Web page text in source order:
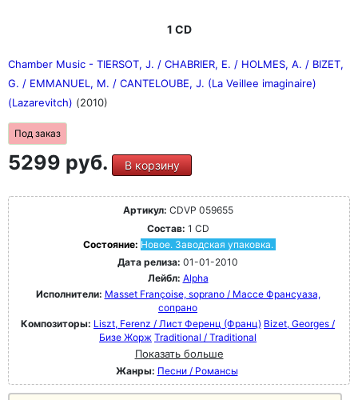
1 CD
Chamber Music - TIERSOT, J. / CHABRIER, E. / HOLMES, A. / BIZET,
G. / EMMANUEL, M. / CANTELOUBE, J. (La Veillee imaginaire)
(Lazarevitch) (2010)
Под заказ
5299 руб. В корзину
Артикул: CDVP 059655
Состав: 1 CD
Состояние: Новое. Заводская упаковка.
Дата релиза: 01-01-2010
Лейбл: Alpha
Исполнители: Masset Françoise, soprano / Массе Франсуаза,
сопрано
Композиторы: Liszt, Ferenz / Лист Ференц (Франц) Bizet, Georges /
Бизе Жорж Traditional / Traditional
Показать больше
Жанры: Песни / Романсы